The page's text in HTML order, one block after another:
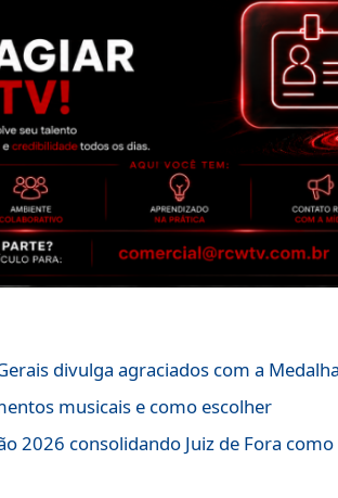
divulga agraciados com a
musicais e como escolher
2026 consolidando Juiz de Fora